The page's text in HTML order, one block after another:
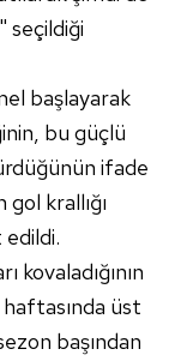
başlayarak
bu güçlü
ifade
krallığı
edildi.
haftasında üst
başından